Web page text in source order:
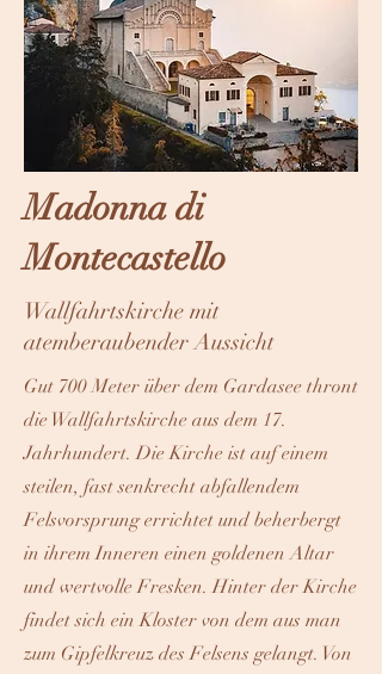
Madonna di
Montecastello
Wallfahrtskirche mit
atemberaubender Aussicht
Gut 700 Meter über dem Gardasee thront
die Wallfahrtskirche aus dem 17.
Jahrhundert. Die Kirche ist auf einem
steilen, fast senkrecht abfallendem
Felsvorsprung errichtet und beherbergt
in ihrem Inneren einen goldenen Altar
und wertvolle Fresken. Hinter der Kirche
findet sich ein Kloster von dem aus man
zum Gipfelkreuz des Felsens gelangt. Von